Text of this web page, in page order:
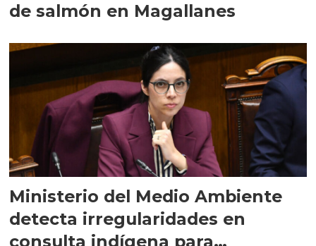
de salmón en Magallanes
Ministerio del Medio Ambiente
detecta irregularidades en
consulta indígena para